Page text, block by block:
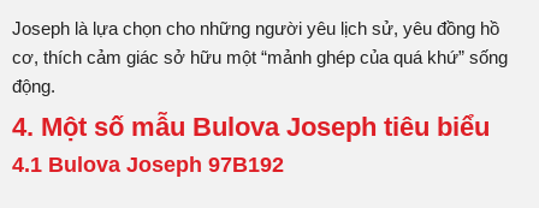
Joseph là lựa chọn cho những người yêu lịch sử, yêu đồng hồ
cơ, thích cảm giác sở hữu một “mảnh ghép của quá khứ” sống
động.
4. Một số mẫu Bulova Joseph tiêu biểu
4.1 Bulova Joseph 97B192